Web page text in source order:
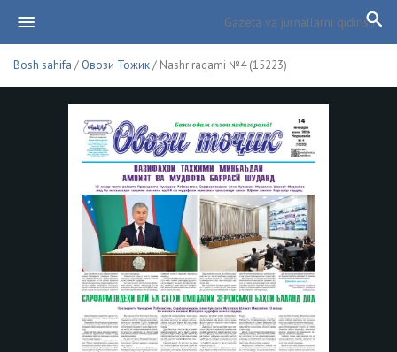
Bosh sahifa / Овози Тожик/ Nashr raqami №4 (15223)